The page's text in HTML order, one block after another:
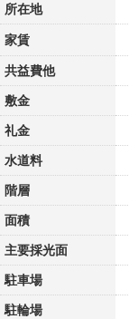
所在地
家賃
共益費他
敷金
礼金
水道料
階層
面積
主要採光面
駐車場
駐輪場